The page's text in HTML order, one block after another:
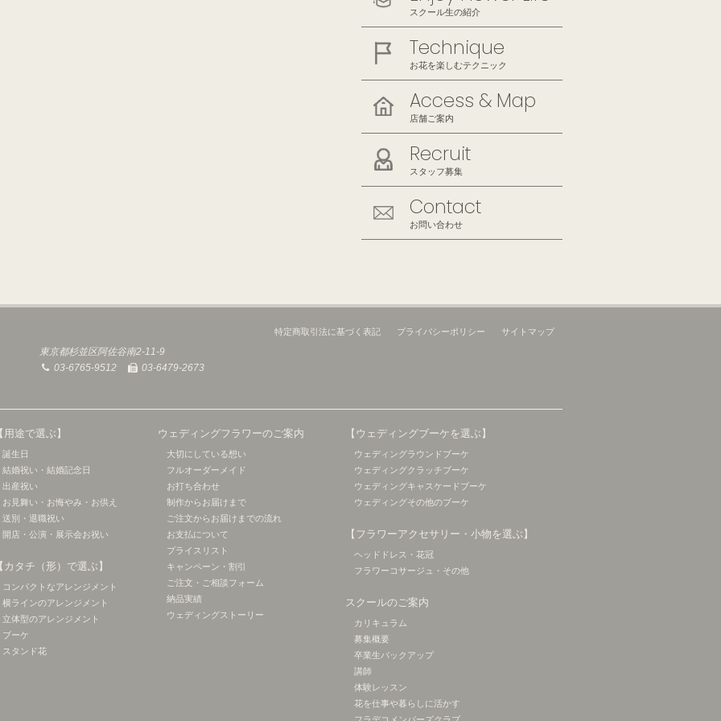
スクール生の紹介
Technique
お花を楽しむテクニック
Access & Map
店舗ご案内
Recruit
スタッフ募集
Contact
お問い合わせ
東京都杉並区阿佐谷南2-11-9
03-6765-9512
03-6479-2673
サイトマップ
プライバシーポリシー
特定商取引法に基づく表記
【用途で選ぶ】
誕生日
結婚祝い・結婚記念日
出産祝い
お見舞い・お悔やみ・お供え
送別・退職祝い
開店・公演・展示会お祝い
【カタチ（形）で選ぶ】
コンパクトなアレンジメント
横ラインのアレンジメント
立体型のアレンジメント
ブーケ
スタンド花
ウェディングフラワーのご案内
大切にしている想い
フルオーダーメイド
お打ち合わせ
制作からお届けまで
ご注文からお届けまでの流れ
お支払について
プライスリスト
キャンペーン・割引
ご注文・ご相談フォーム
納品実績
ウェディングストーリー
【ウェディングブーケを選ぶ】
ウェディングラウンドブーケ
ウェディングクラッチブーケ
ウェディングキャスケードブーケ
ウェディングその他のブーケ
【フラワーアクセサリー・小物を選ぶ】
ヘッドドレス・花冠
フラワーコサージュ・その他
スクールのご案内
カリキュラム
募集概要
卒業生バックアップ
講師
体験レッスン
花を仕事や暮らしに活かす